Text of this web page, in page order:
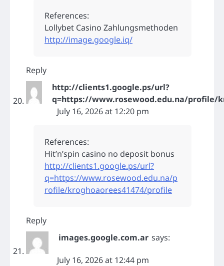
References:
Lollybet Casino Zahlungsmethoden
http://image.google.iq/
Reply
http://clients1.google.ps/url?
q=https://www.rosewood.edu.na/profile/
July 16, 2026 at 12:20 pm
References:
Hit’n’spin casino no deposit bonus
http://clients1.google.ps/url?
q=https://www.rosewood.edu.na/p
rofile/kroghoaorees41474/profile
Reply
images.google.com.ar says:
July 16, 2026 at 12:44 pm